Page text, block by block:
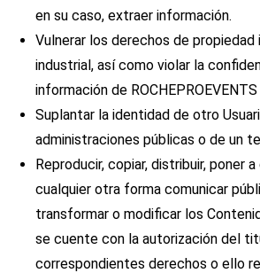
en su caso, extraer información.
Vulnerar los derechos de
industrial, así como violar la
información de
Suplantar la identidad de otro
administraciones públicas o de un
Reproducir, copiar, distribuir, poner
cualquier otra forma comunicar
transformar o modificar los
se cuente con la autorización del
correspondientes derechos o ello